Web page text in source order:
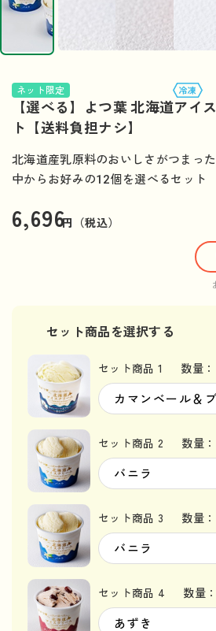
ネット限定
【選べる】よつ葉 北海道アイ
ト【送料負担ナシ】
北海道産乳原料のおいしさがつまっ
中からお好みの12個を選べるセット
6,696円（税込）
セット商品を選択する
セット商品 1 数量：
セット商品 2 数量：
セット商品 3 数量：
セット商品 4 数量：